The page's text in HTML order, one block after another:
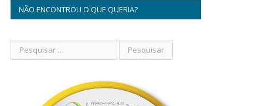
NÃO ENCONTROU O QUE QUERIA?